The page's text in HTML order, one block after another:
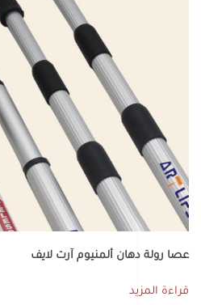
عصا رولة دهان ألمنيوم آرت لايف
قراءة المزيد